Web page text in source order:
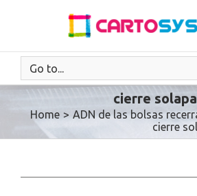
Go to...
cierre
Home > ADN de las bolsas
cierre